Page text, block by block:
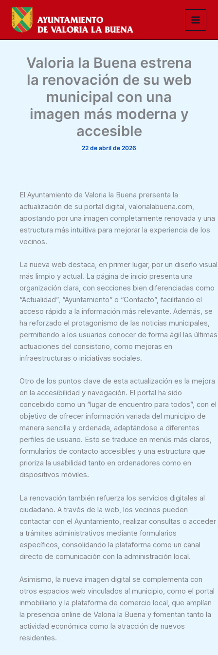
contenido
Valoria la Buena estrena
la renovación de su web
municipal con una
imagen más moderna y
accesible
22 de abril de 2026
El Ayuntamiento de Valoria la Buena prersenta la
actualización de su portal digital, valorialabuena.com,
apostando por una imagen completamente renovada y una
estructura más intuitiva para mejorar la experiencia de los
vecinos.
La nueva web destaca, en primer lugar, por un diseño visual
más limpio y actual. La página de inicio presenta una
organización clara, con secciones bien diferenciadas como
“Actualidad”, “Ayuntamiento” o “Contacto”, facilitando el
acceso rápido a la información más relevante. Además, se
ha reforzado el protagonismo de las noticias municipales,
permitiendo a los usuarios conocer de forma ágil las últimas
actuaciones del consistorio, como mejoras en
infraestructuras o iniciativas sociales.
Otro de los puntos clave de esta actualización es la mejora
en la accesibilidad y navegación. El portal ha sido
concebido como un “lugar de encuentro para todos”, con el
objetivo de ofrecer información variada del municipio de
manera sencilla y ordenada, adaptándose a diferentes
perfiles de usuario. Esto se traduce en menús más claros,
formularios de contacto accesibles y una estructura que
prioriza la usabilidad tanto en ordenadores como en
dispositivos móviles.
La renovación también refuerza los servicios digitales al
ciudadano. A través de la web, los vecinos pueden
contactar con el Ayuntamiento, realizar consultas o acceder
a trámites administrativos mediante formularios
específicos, consolidando la plataforma como un canal
directo de comunicación con la administración local.
Asimismo, la nueva imagen digital se complementa con
otros espacios web vinculados al municipio, como el portal
inmobiliario y la plataforma de comercio local, que amplían
la presencia online de Valoria la Buena y fomentan tanto la
actividad económica como la atracción de nuevos
residentes.